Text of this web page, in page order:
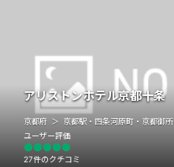
アリストンホテル京都十条
京都府 京都駅・四条河原町・京都御所
ユーザー評価
27件のクチコミ